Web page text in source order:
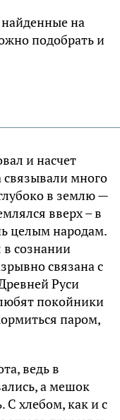
на
подобрать и
и насчет
связывали много
в землю —
вверх – в
целым народам.
в сознании
связана с
Руси
покойники
паром,
ведь в
а мешок
С хлебом, как и с